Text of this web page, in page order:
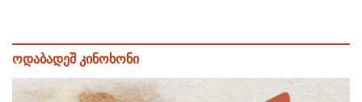
ოდაბადეშ კინოხონი